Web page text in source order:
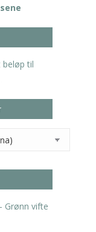
beløp til
Grønn vifte